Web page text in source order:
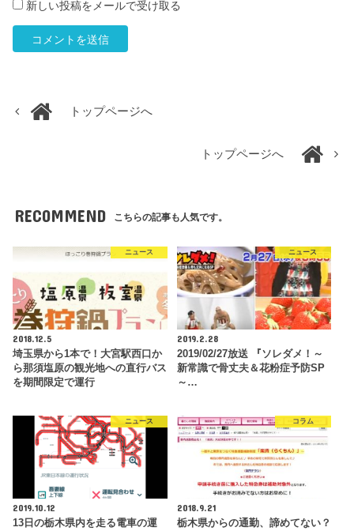
新しい投稿をメールで受け取る
トップページへ
トップページへ
RECOMMEND こちらの記事も人気です。
ニュース
2018.12.5
埼玉県から1本で！大宮駅西口か
ら那須塩原の観光地への直行バス
を期間限定で運行
ニュース
2019.2.28
2019/02/27放送 『ソレダメ！～
新常識で骨丈夫＆花粉症予防SP
～…
ニュース
2019.10.12
13日の栃木県内を走る電車の運
コラム
2018.9.21
栃木県からの通勤、諦めてない？